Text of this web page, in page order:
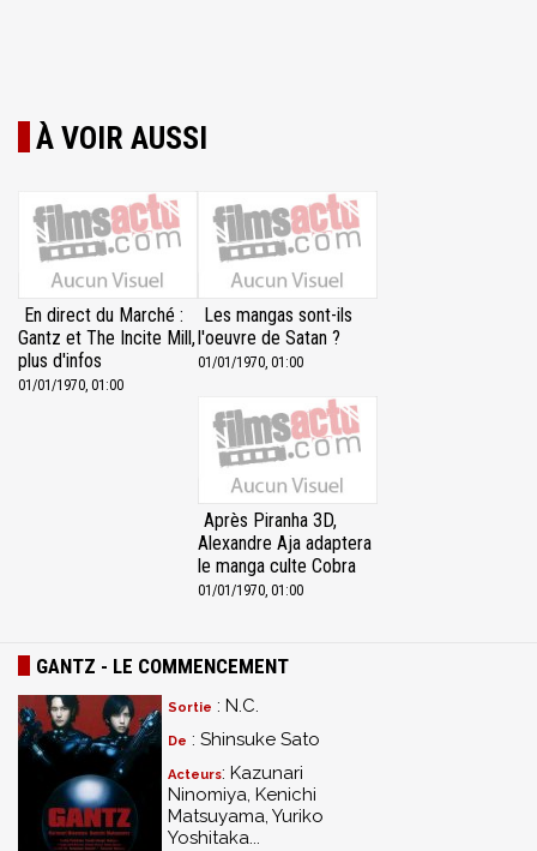
À VOIR AUSSI
En direct du Marché :
Gantz et The Incite Mill,
plus d'infos
01/01/1970, 01:00
Les mangas sont-ils
l'oeuvre de Satan ?
01/01/1970, 01:00
Après Piranha 3D,
Alexandre Aja adaptera
le manga culte Cobra
01/01/1970, 01:00
GANTZ - LE COMMENCEMENT
Sortie : N.C.
De : Shinsuke Sato
Acteurs: Kazunari
Ninomiya, Kenichi
Matsuyama, Yuriko
Yoshitaka...